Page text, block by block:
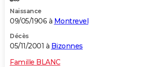
Naissance
09/05/1906 à Montrevel
Décès
05/11/2001 à Bizonnes
Famille BLANC